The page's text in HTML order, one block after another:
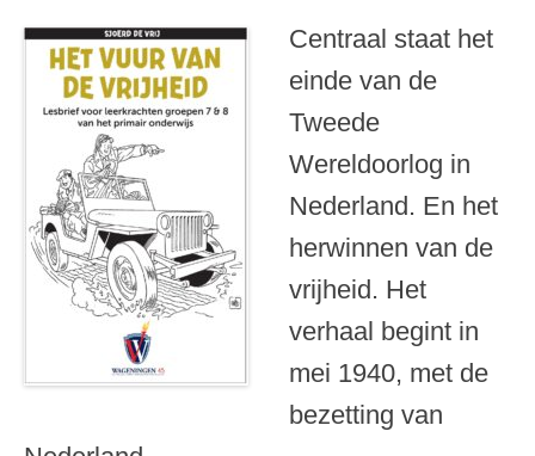
Centraal staat het
einde van de
Tweede
Wereldoorlog in
Nederland. En het
herwinnen van de
vrijheid. Het
verhaal begint in
mei 1940, met de
bezetting van